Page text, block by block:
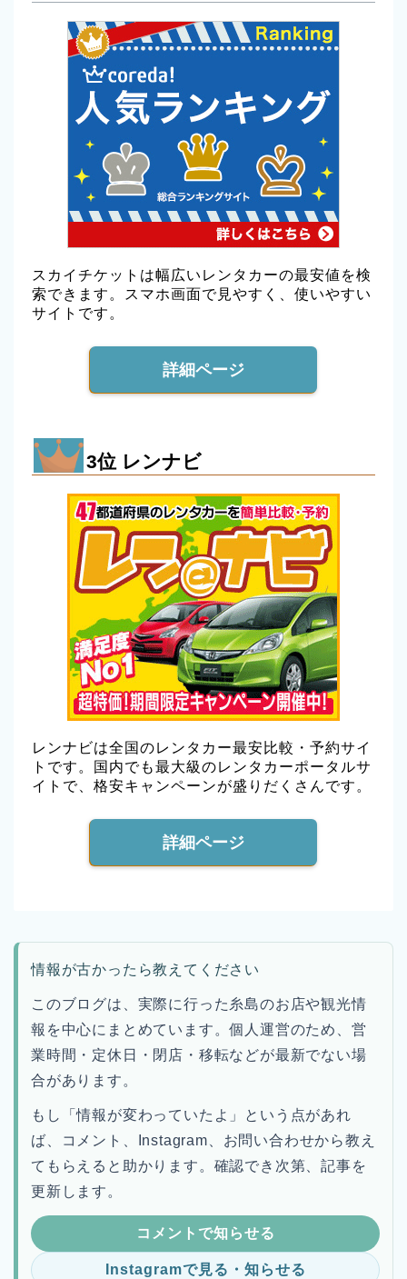
スカイチケットは幅広いレンタカーの最安値を検
索できます。スマホ画面で見やすく、使いやすい
サイトです。
詳細ページ
3位 レンナビ
レンナビは全国のレンタカー最安比較・予約サイ
トです。国内でも最大級のレンタカーポータルサ
イトで、格安キャンペーンが盛りだくさんです。
詳細ページ
情報が古かったら教えてください
このブログは、実際に行った糸島のお店や観光情
報を中心にまとめています。個人運営のため、営
業時間・定休日・閉店・移転などが最新でない場
合があります。
もし「情報が変わっていたよ」という点があれ
ば、コメント、Instagram、お問い合わせから教え
てもらえると助かります。確認でき次第、記事を
更新します。
コメントで知らせる
Instagramで見る・知らせる